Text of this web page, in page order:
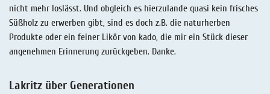
nicht mehr loslässt. Und obgleich es hierzulande quasi kein frisches
Süßholz zu erwerben gibt, sind es doch z.B. die naturherben
Produkte oder ein feiner Likör von kado, die mir ein Stück dieser
angenehmen Erinnerung zurückgeben. Danke.
Lakritz über Generationen